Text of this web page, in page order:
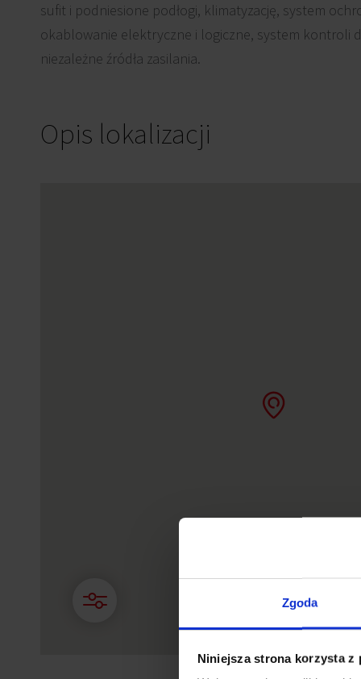
Zgoda
Niniejsza strona korzysta z
sufit i podniesione podłogi, klimatyzację, system
okablowanie elektryczne i logiczne, system kontroli
niezależne źródła zasilania.
Opis lokalizacji